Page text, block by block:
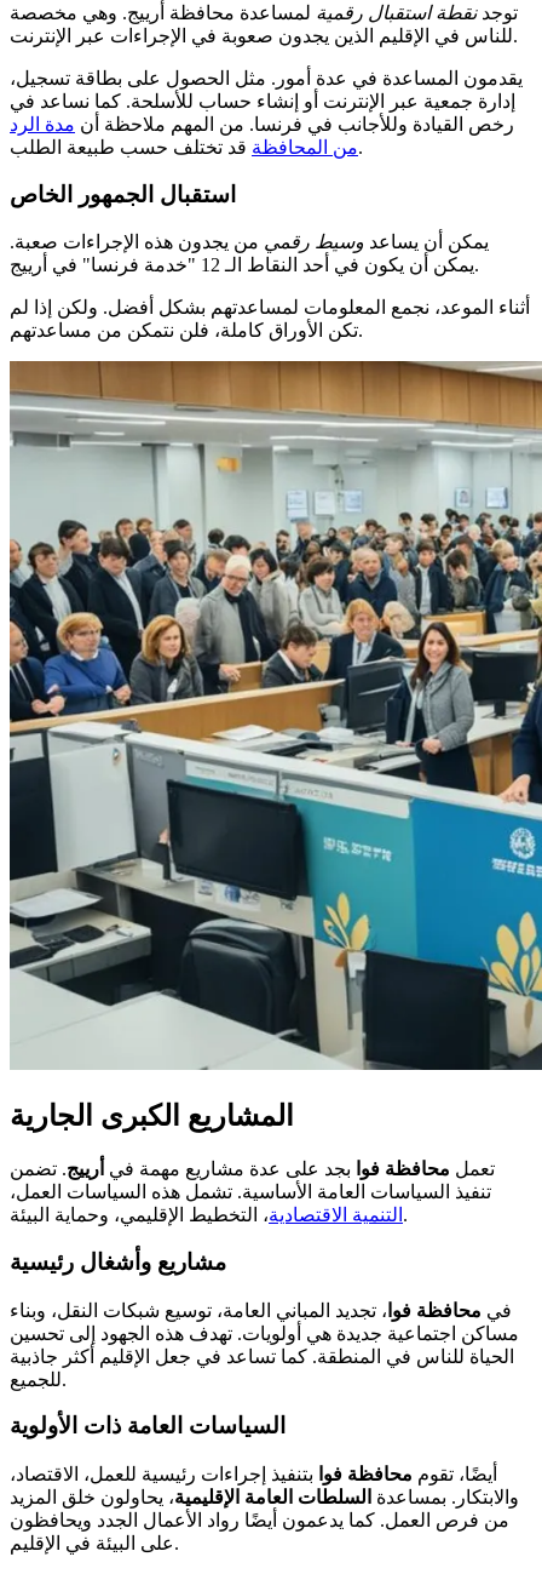
توجدنقطة استقبال رقمية لمساعدة محافظة أرييج. وهي مخصصة
للناس في الإقليم الذين يجدون صعوبة في الإجراءات عبر الإنترنت.
يقدمون المساعدة في عدة أمور. مثل الحصول على بطاقة تسجيل،
إدارة جمعية عبر الإنترنت أو إنشاء حساب للأسلحة. كما نساعد في
رخص القيادة وللأجانب في فرنسا. من المهم ملاحظة أن مدة الرد
من المحافظةقد تختلف حسب طبيعة الطلب.
استقبال الجمهور الخاص
يمكن أن يساعد وسيط رقمي من يجدون هذه الإجراءات صعبة.
يمكن أن يكون في أحد النقاط الـ 12 "خدمة فرنسا" في أرييج.
أثناء الموعد، نجمع المعلومات لمساعدتهم بشكل أفضل. ولكن إذا لم
تكن الأوراق كاملة، فلن نتمكن من مساعدتهم.
المشاريع الكبرى الجارية
تعمل محافظة فوا بجد على عدة مشاريع مهمة في أرييج. تضمن
تنفيذ السياسات العامة الأساسية. تشمل هذه السياسات العمل،
التنمية الاقتصادية ، التخطيط الإقليمي، وحماية البيئة.
مشاريع وأشغال رئيسية
في محافظة فوا ، تجديد المباني العامة، توسيع شبكات النقل، وبناء
مساكن اجتماعية جديدة هي أولويات. تهدف هذه الجهود إلى تحسين
الحياة للناس في المنطقة. كما تساعد في جعل الإقليم أكثر جاذبية
للجميع.
السياسات العامة ذات الأولوية
أيضًا، تقوم محافظة فوا بتنفيذ إجراءات رئيسية للعمل، الاقتصاد،
والابتكار. بمساعدة السلطات العامة الإقليمية، يحاولون خلق المزيد
من فرص العمل. كما يدعمون أيضًا رواد الأعمال الجدد ويحافظون
على البيئة في الإقليم.